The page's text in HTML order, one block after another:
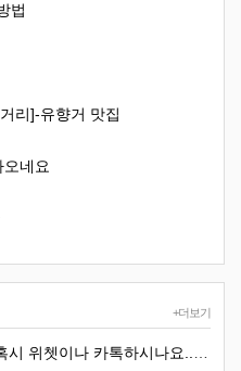
법
리]-유향거 맛집
네요
+더보기